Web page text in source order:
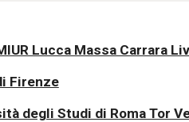
Lucca Massa Carrara
Firenze
degli Studi di Roma Tor